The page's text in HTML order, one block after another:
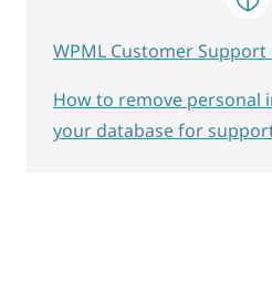
WPML Customer Support
How to remove
your database for